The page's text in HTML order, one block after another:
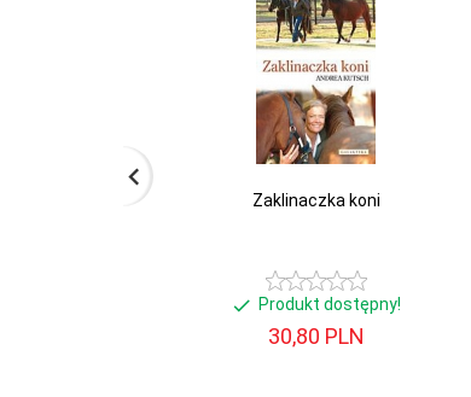
twarda
2018
1
Zaklinaczka koni
Produkt dostępny!
30,80 PLN